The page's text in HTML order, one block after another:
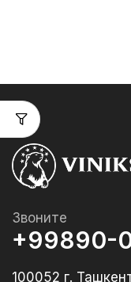
Звоните
+99890-
100052 г.